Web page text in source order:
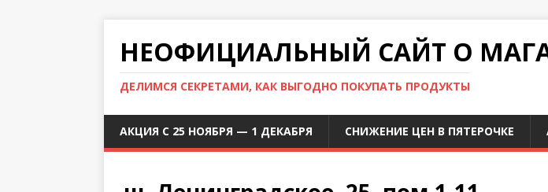
НЕОФИЦИАЛЬНЫЙ САЙТ О
ДЕЛИМСЯ СЕКРЕТАМИ, КАК ВЫГОДНО ПОКУПАТЬ ПРОДУКТЫ
АКЦИЯ С 25 НОЯБРЯ — 1 ДЕКАБРЯ СНИЖЕНИЕ ЦЕН В ПЯТЕРОЧКЕ